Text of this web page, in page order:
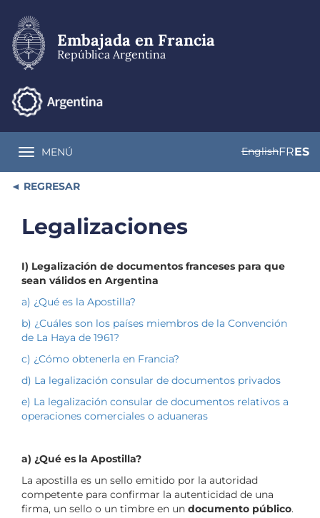
contenido
principal
Embajada en Francia
República Argentina
Toggle navigation
MENÚ EnglishFRES
REGRESAR
Legalizaciones
I) Legalización de documentos franceses para que
sean válidos en Argentina
a) ¿Qué es la Apostilla?
b) ¿Cuáles son los países miembros de la Convención
de La Haya de 1961?
c) ¿Cómo obtenerla en Francia?
d) La legalización consular de documentos privados
e) La legalización consular de documentos relativos a
operaciones comerciales o aduaneras
a) ¿Qué es la Apostilla?
La apostilla es un sello emitido por la autoridad
competente para confirmar la autenticidad de una
firma, un sello o un timbre en un documento público.